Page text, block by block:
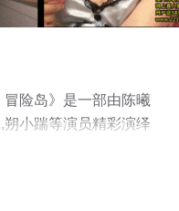
险岛》是一部由陈曦
小踹等演员精彩演绎
减完整版电影大全就